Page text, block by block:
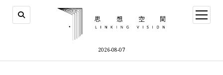
2026-08-07
open
menu